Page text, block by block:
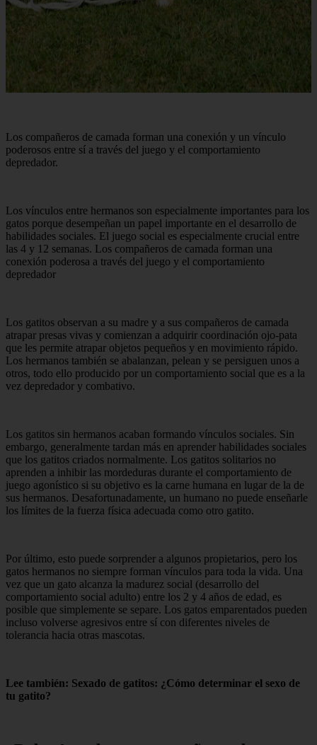
Los compañeros de camada forman una conexión y un vínculo
poderosos entre sí a través del juego y el comportamiento
depredador.
Los vínculos entre hermanos son especialmente importantes para los
gatos porque desempeñan un papel importante en el desarrollo de
habilidades sociales. El juego social es especialmente crucial entre
las 4 y 12 semanas. Los compañeros de camada forman una
conexión poderosa a través del juego y el comportamiento
depredador
Los gatitos observan a su madre y a sus compañeros de camada
atrapar presas vivas y comienzan a adquirir coordinación ojo-pata
que les permite atrapar objetos pequeños y en movimiento rápido.
Los hermanos también se abalanzan, pelean y se persiguen unos a
otros, todo ello producido por un comportamiento social que es a la
vez depredador y combativo.
Los gatitos sin hermanos acaban formando vínculos sociales. Sin
embargo, generalmente tardan más en aprender habilidades sociales
que los gatitos criados normalmente. Los gatitos solitarios no
aprenden a inhibir las mordeduras durante el comportamiento de
juego agonístico si su objetivo es la carne humana en lugar de la de
sus hermanos. Desafortunadamente, un humano no puede enseñarle
los límites de la fuerza física adecuada como otro gatito.
Por último, esto puede sorprender a algunos propietarios, pero los
gatos hermanos no siempre forman vínculos para toda la vida. Una
vez que un gato alcanza la madurez social (desarrollo del
comportamiento social adulto) entre los 2 y 4 años de edad, es
posible que simplemente se separe. Los gatos emparentados pueden
incluso volverse agresivos entre sí con diferentes niveles de
tolerancia hacia otras mascotas.
Lee también: Sexado de gatitos: ¿Cómo determinar el sexo de
tu gatito?